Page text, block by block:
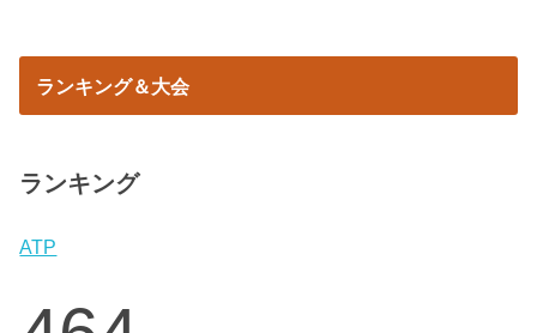
ランキング＆大会
ランキング
ATP